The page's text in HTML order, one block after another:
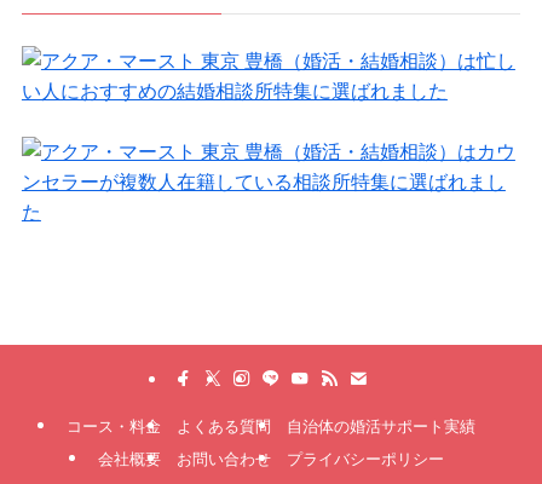
コース・料金 よくある質問
自治体の婚活サポート実績
会社概要
お問い合わせ プライバシーポリシー